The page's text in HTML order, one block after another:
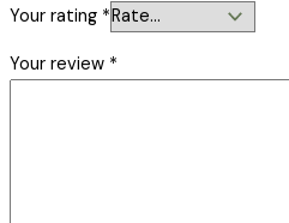
Your rating *
Your review *